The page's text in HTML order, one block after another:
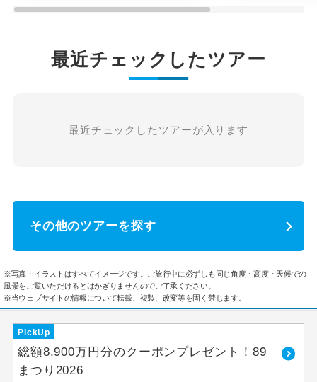
最近チェックしたツアー
最近チェックしたツアーが入ります
その他のツアーを探す
※写真・イラストはすべてイメージです。ご旅行中に必ずしも同じ角度・高度・天候での
風景をご覧いただけるとはかぎりませんのでご了承ください。
※当ウェブサイトの情報について転載、複製、改変等を固く禁じます。
PickUp
総額8,900万円分のクーポンプレゼント！89
まつり2026